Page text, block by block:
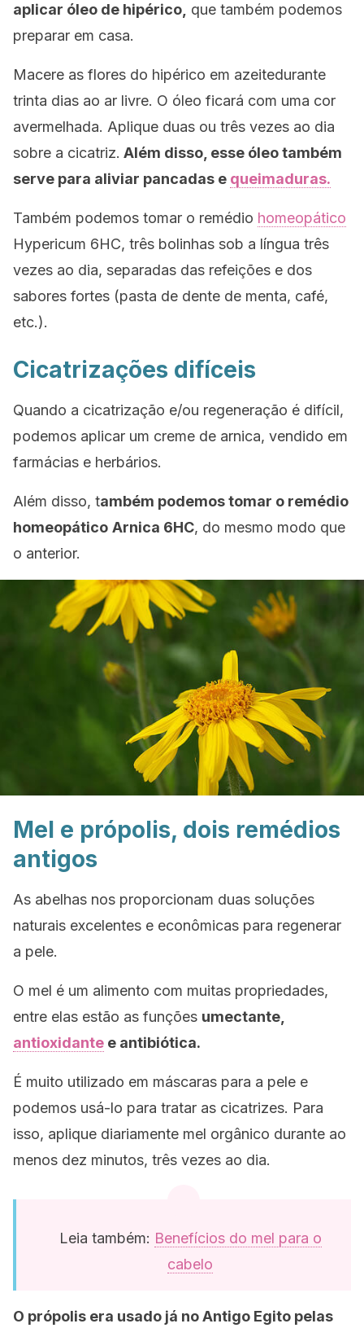
aplicar óleo de hipérico, que também podemos
preparar em casa.
Macere as flores do hipérico em azeitedurante
trinta dias ao ar livre. O óleo ficará com uma cor
avermelhada. Aplique duas ou três vezes ao dia
sobre a cicatriz. Além disso, esse óleo também
serve para aliviar pancadas e queimaduras.
Também podemos tomar o remédio homeopático
Hypericum 6HC, três bolinhas sob a língua três
vezes ao dia, separadas das refeições e dos
sabores fortes (pasta de dente de menta, café,
etc.).
Cicatrizações difíceis
Quando a cicatrização e/ou regeneração é difícil,
podemos aplicar um creme de arnica, vendido em
farmácias e herbários.
Além disso, também podemos tomar o remédio
homeopático Arnica 6HC, do mesmo modo que
o anterior.
Mel e própolis, dois remédios
antigos
As abelhas nos proporcionam duas soluções
naturais excelentes e econômicas para regenerar
a pele.
O mel é um alimento com muitas propriedades,
entre elas estão as funções umectante,
antioxidante e antibiótica.
É muito utilizado em máscaras para a pele e
podemos usá-lo para tratar as cicatrizes. Para
isso, aplique diariamente mel orgânico durante ao
menos dez minutos, três vezes ao dia.
Leia também: Benefícios do mel para o
cabelo
O própolis era usado já no Antigo Egito pelas